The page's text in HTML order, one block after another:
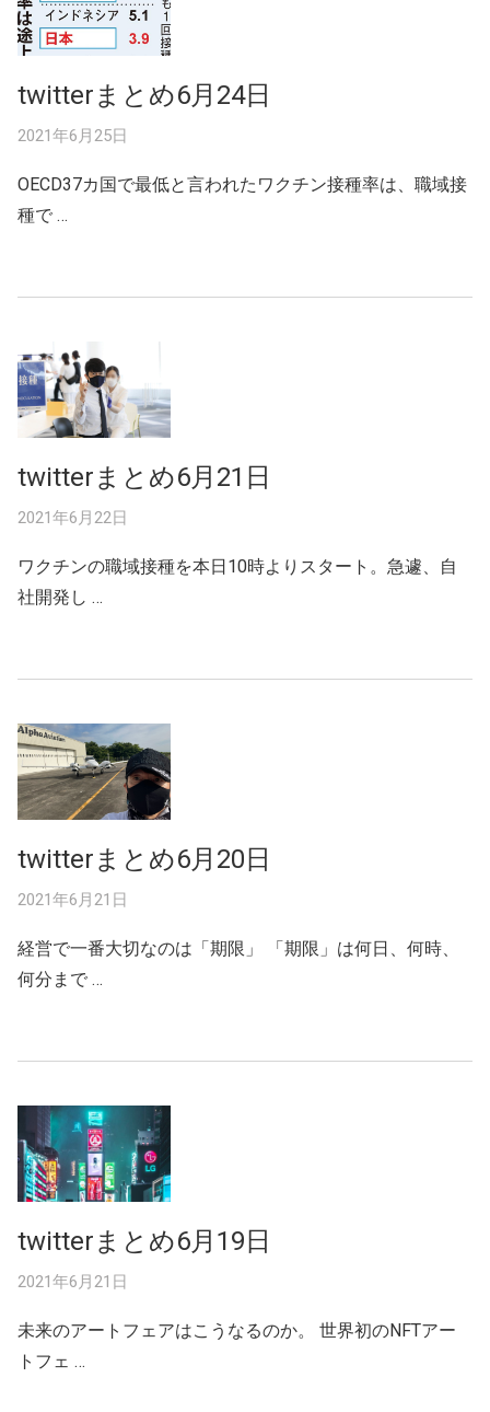
twitterまとめ6月24日
2021年6月25日
OECD37カ国で最低と言われたワクチン接種率は、職域接
種で …
twitterまとめ6月21日
2021年6月22日
ワクチンの職域接種を本日10時よりスタート。急遽、自
社開発し …
twitterまとめ6月20日
2021年6月21日
経営で一番大切なのは「期限」 「期限」は何日、何時、
何分まで …
twitterまとめ6月19日
2021年6月21日
未来のアートフェアはこうなるのか。 世界初のNFTアー
トフェ …